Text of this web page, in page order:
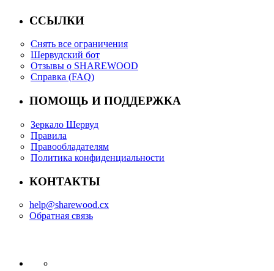
ССЫЛКИ
Снять все ограничения
Шервудский бот
Отзывы о SHAREWOOD
Справка (FAQ)
ПОМОЩЬ И ПОДДЕРЖКА
Зеркало Шервуд
Правила
Правообладателям
Политика конфиденциальности
КОНТАКТЫ
help@sharewood.cx
Обратная связь